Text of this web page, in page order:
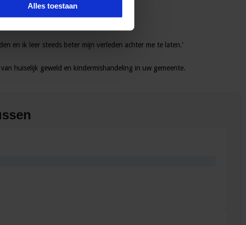
Alles toestaan
en ik leer steeds beter mijn verleden achter me te laten.’
huiselijk geweld en kindermishandeling in uw gemeente.